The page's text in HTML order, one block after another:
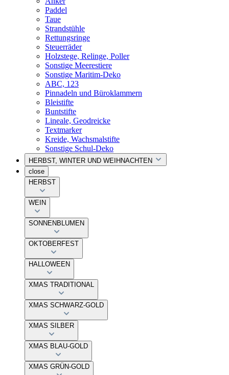
Paddel
Taue
Strandstühle
Rettungsringe
Steuerräder
Holzstege, Relinge, Poller
Sonstige Meerestiere
Sonstige Maritim-Deko
ABC, 123
Pinnadeln und Büroklammern
Bleistifte
Buntstifte
Lineale, Geodreicke
Textmarker
Kreide, Wachsmalstifte
Sonstige Schul-Deko
HERBST, WINTER UND WEIHNACHTEN
close
HERBST
WEIN
SONNENBLUMEN
OKTOBERFEST
HALLOWEEN
XMAS TRADITIONAL
XMAS SCHWARZ-GOLD
XMAS SILBER
XMAS BLAU-GOLD
XMAS GRÜN-GOLD